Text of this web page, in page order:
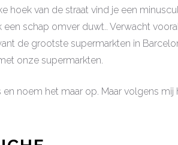
hoek van de straat vind je een
schap omver duwt.. Verwacht
de grootste supermarkten in
onze supermarkten.
noem het maar op. Maar volgens mij